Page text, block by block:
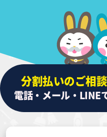
分割払いのご相談
電話・メール・LINE